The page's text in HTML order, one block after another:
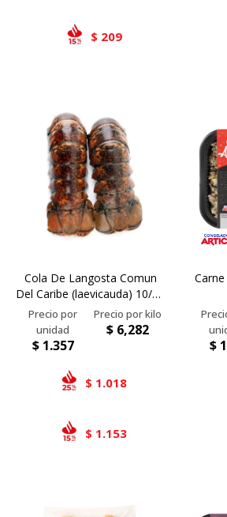
$ 209
Cola De Langosta Comun
Del Caribe (laevicauda) 10/12
Oz
$ 1.357
$ 6,282
$ 1.018
$ 1.153
$